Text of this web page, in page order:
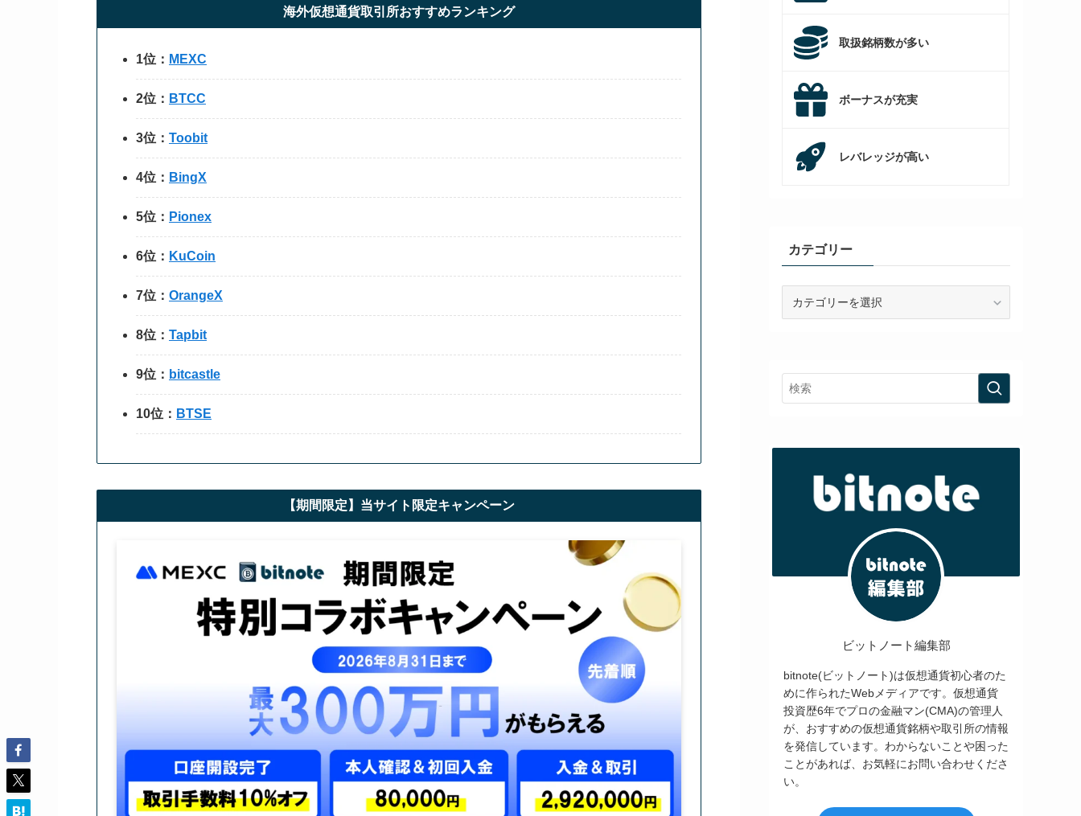
海外仮想通貨取引所おすすめランキング
1位： MEXC
2位： BTCC
3位： Toobit
4位： BingX
5位： Pionex
6位： KuCoin
7位： OrangeX
8位： Tapbit
9位： bitcastle
10位： BTSE
【期間限定】当サイト限定キャンペーン
取扱銘柄数が多い
ボーナスが充実
レバレッジが高い
カテゴリー
ビットノート編集部
bitnote(ビットノート)は仮想通貨初心者のた
めに作られたWebメディアです。仮想通貨
投資歴6年でプロの金融マン(CMA)の管理人
が、おすすめの仮想通貨銘柄や取引所の情報
を発信しています。わからないことや困った
ことがあれば、お気軽にお問い合わせくださ
い。